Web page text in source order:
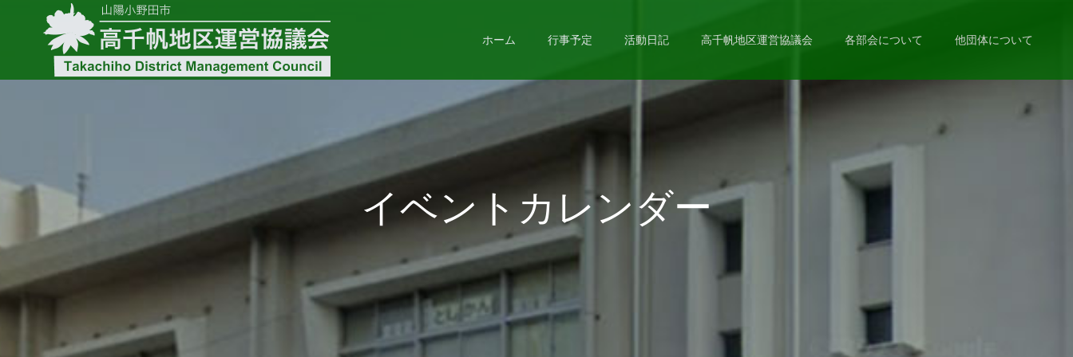
ホーム 行事予定 活動日記 高千帆地区運営協議会 各部会について 他団体について
イベントカレンダー